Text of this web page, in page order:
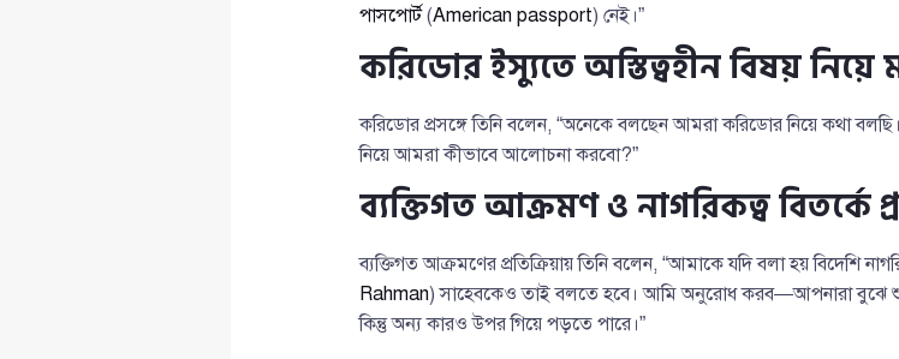
পাসপোর্ট(American passport) নেই।”
করিডোর ইস্যুতে অস্তিত্বহীন বিষয় নিয়ে
করিডোর প্রসঙ্গে তিনি বলেন, “অনেকে বলছেন আমরা করিডোর নিয়ে কথা বলছি।
নিয়ে আমরা কীভাবে আলোচনা করবো?”
ব্যক্তিগত আক্রমণ ও নাগরিকত্ব বিতর্কে
ব্যক্তিগত আক্রমণের প্রতিক্রিয়ায় তিনি বলেন, “আমাকে যদি বলা হয় বিদেশি
Rahman) সাহেবকেও তাই বলতে হবে। আমি অনুরোধ করব—আপনারা বুঝে
কিন্তু অন্য কারও উপর গিয়ে পড়তে পারে।”